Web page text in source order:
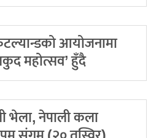
आयोजनामा
महोत्सव’ हुँदै
भेला, नेपाली कला